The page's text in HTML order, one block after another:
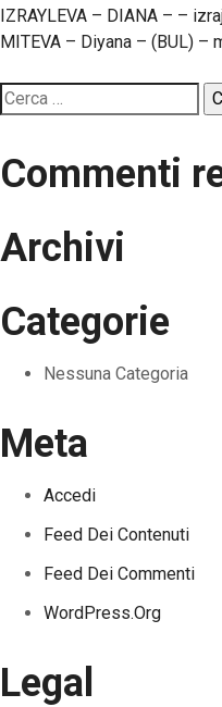
Navigazione
articoli
IZRAYLEVA – DIANA – –
MITEVA – Diyana – (BUL) –
Ricerca
per:
Commenti
Archivi
Categorie
Nessuna Categoria
Meta
Accedi
Feed Dei Contenuti
Feed Dei Commenti
WordPress.org
Legal